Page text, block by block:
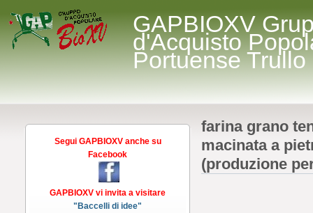
GAPBIOXV
d'Acquisto
Portuense Trullo
Segui GAPBIOXV anche su
Facebook
GAPBIOXV vi invita a visitare
"Baccelli di idee"
farina grano
macinata a
(produzione